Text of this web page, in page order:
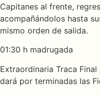
Capitanes al frente,
acompañándolos hasta
mismo orden de salida.
01:30 h madrugada
Extraordinaria Traca
dará por terminadas las